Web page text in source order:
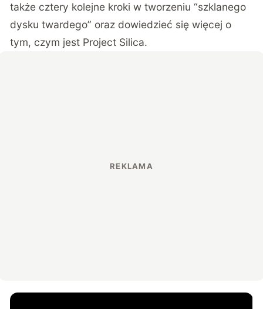
także cztery kolejne kroki w tworzeniu “szklanego
dysku twardego” oraz dowiedzieć się więcej o
tym, czym jest Project Silica.